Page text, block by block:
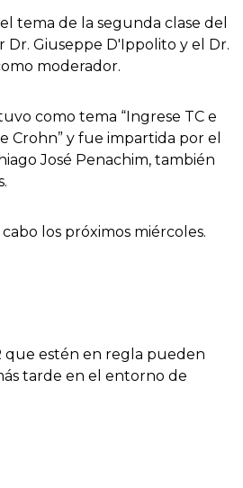
tema de la segunda clase del
Dr. Giuseppe D'Ippolito y el Dr.
moderador.
como tema “Ingrese TC e
Crohn” y fue impartida por el
José Penachim, también
los próximos miércoles.
que estén en regla pueden
tarde en el entorno de